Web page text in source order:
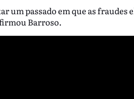
um passado em que as fraudes
Barroso.